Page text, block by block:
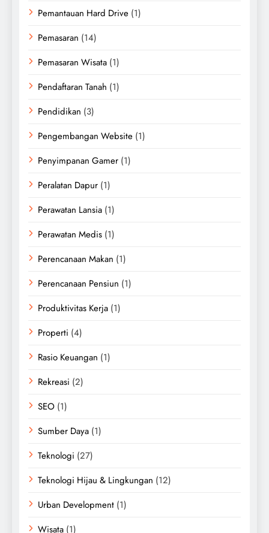
Pemantauan Hard Drive (1)
Pemasaran (14)
Pemasaran Wisata (1)
Pendaftaran Tanah (1)
Pendidikan (3)
Pengembangan Website (1)
Penyimpanan Gamer (1)
Peralatan Dapur (1)
Perawatan Lansia (1)
Perawatan Medis (1)
Perencanaan Makan (1)
Perencanaan Pensiun (1)
Produktivitas Kerja (1)
Properti (4)
Rasio Keuangan (1)
Rekreasi (2)
SEO (1)
Sumber Daya (1)
Teknologi (27)
Teknologi Hijau & Lingkungan (12)
Urban Development (1)
Wisata (1)